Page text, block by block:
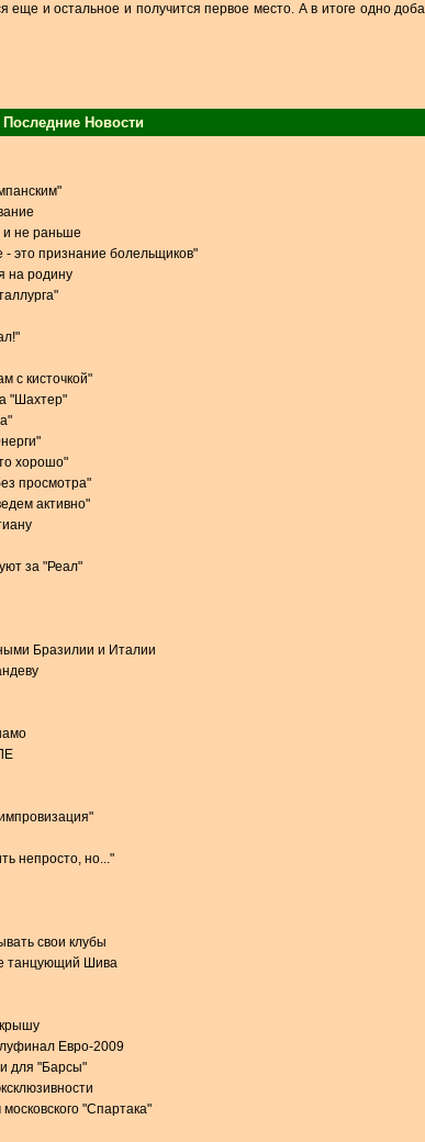
еще и остальное и получится первое место. А в итоге одно
Последние Новости
и не раньше
это признание болельщиков"
на родину
с кисточкой"
"Шахтер"
хорошо"
просмотра"
активно"
за "Реал"
Бразилии и Италии
непросто, но..."
свои клубы
танцующий Шива
крышу
Евро-2009
для "Барсы"
"Спартака"